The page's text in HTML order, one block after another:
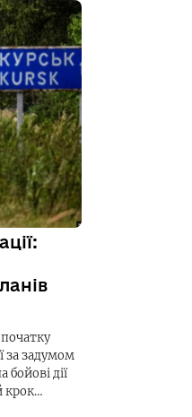
за задумом
бойові дії
крок…